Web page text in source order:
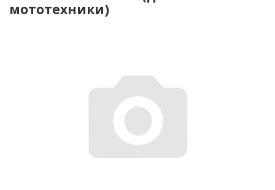
мототехники)